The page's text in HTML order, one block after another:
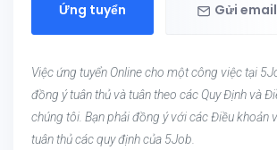
Ứng tuyển Gửi email
Việc ứng tuyển Online cho một công việc tại
đồng ý tuân thủ và tuân theo các Quy Định và
chúng tôi. Bạn phải đồng ý với các Điều khoản
tuân thủ các quy định của 5Job.